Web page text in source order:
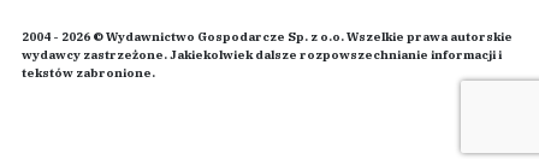
2004 - 2026 © Wydawnictwo Gospodarcze Sp. z o.o. Wszelkie prawa autorskie
wydawcy zastrzeżone. Jakiekolwiek dalsze rozpowszechnianie informacji i
tekstów zabronione.